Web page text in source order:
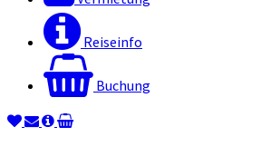
Reiseinfo
Buchung